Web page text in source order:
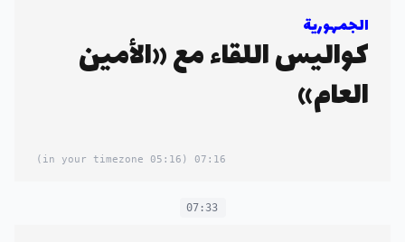
الجمهورية
كواليس اللقاء مع «الأمين
العام»
07:16
(05:16 in your timezone)
07:33